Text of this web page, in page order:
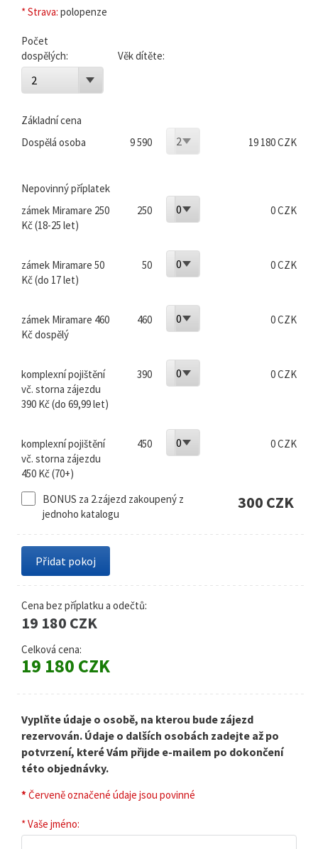
* Strava: polopenze
Počet
dospělých:
2
Věk dítěte:
Základní cena
Dospělá osoba
9 590 2 19 180 CZK
Nepovinný příplatek
zámek Miramare 250
Kč (18-25 let)
250 0 0 CZK
zámek Miramare 50
Kč (do 17 let)
50 0 0 CZK
zámek Miramare 460
Kč dospělý
460 0 0 CZK
komplexní pojištění
vč. storna zájezdu
390 Kč (do 69,99 let)
390 0 0 CZK
komplexní pojištění
vč. storna zájezdu
450 Kč (70+)
450 0 0 CZK
BONUS za 2.zájezd zakoupený z
jednoho katalogu
300 CZK
Cena bez příplatku a odečtů:
19 180 CZK
Celková cena:
19 180 CZK
Vyplňte údaje o osobě, na kterou bude zájezd
rezervován. Údaje o dalších osobách zadejte až po
potvrzení, které Vám přijde e-mailem po dokončení
této objednávky.
*Červeně označené údaje jsou povinné
* Vaše jméno: